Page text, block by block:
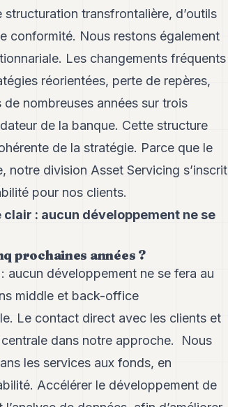
structuration transfrontalière, d’outils
conformité. Nous restons également
Les changements fréquents
réorientées, perte de repères,
nombreuses années sur trois
de la banque. Cette structure
de la stratégie. Parce que le
division Asset Servicing s’inscrit
pour nos clients.
: aucun développement ne se
prochaines années ?
aucun développement ne se fera au
middle et back-office
Le contact direct avec les clients et
dans notre approche. Nous
les services aux fonds, en
Accélérer le développement de